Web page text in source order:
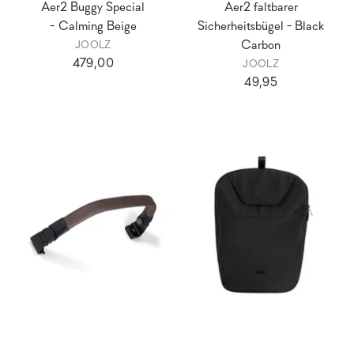
Aer2 Buggy Special
- Calming Beige
JOOLZ
479,00
Aer2 faltbarer
Sicherheitsbügel - Black
Carbon
JOOLZ
49,95